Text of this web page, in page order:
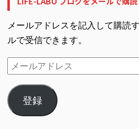
メールアドレスを記入して購読
ルで受信できます。
登録